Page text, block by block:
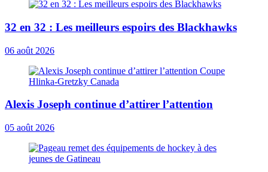
32 en 32 : Les meilleurs espoirs des Blackhawks
06 août 2026
Alexis Joseph continue d’attirer l’attention
05 août 2026